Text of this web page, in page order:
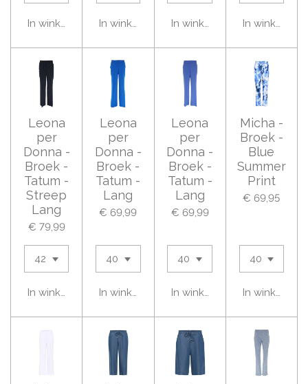
In winkelwagenIn winkelwagenIn winkelwagenIn
Leona
per
Donna -
Broek -
Tatum -
Streep
Lang
€ 79,99
In winkelwagen
Leona
per
Donna -
Broek -
Tatum -
Lang
€ 69,99
In winkelwagen
Leona
per
Donna -
Broek -
Tatum -
Lang
€ 69,99
In winkelwagen
Micha -
Broek -
Blue
Summer
Print
€ 69,95
In